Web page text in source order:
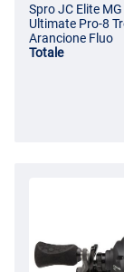
Spro JC Elite
Ultimate Pro-8
Arancione Fluo
Totale